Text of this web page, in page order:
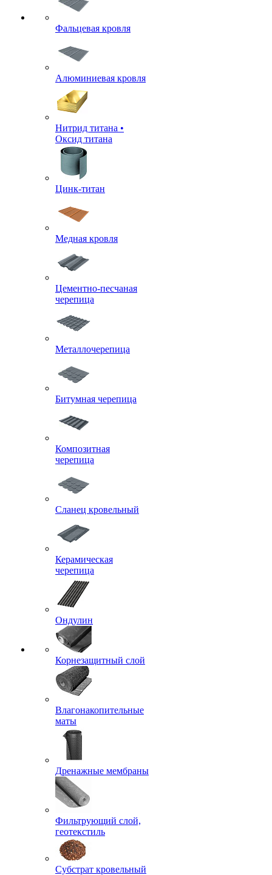
Фальцевая кровля
Алюминиевая кровля
Нитрид титана •
Оксид титана
Цинк-титан
Медная кровля
Цементно-песчаная
черепица
Металлочерепица
Битумная черепица
Композитная
черепица
Сланец кровельный
Керамическая
черепица
Ондулин
Корнезащитный слой
Влагонакопительные
маты
Дренажные мембраны
Фильтрующий слой,
геотекстиль
Субстрат кровельный